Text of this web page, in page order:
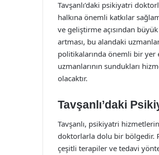
Tavşanlı’daki psikiyatri
halkına önemli katkılar
ve geliştirme açısından
artması, bu alandaki
politikalarında önemli bir yer
uzmanlarının sundukları
olacaktır.
Tavşanlı’daki
Tavşanlı, psikiyatri
doktorlarla dolu bir bölgedir.
çeşitli terapiler ve tedavi